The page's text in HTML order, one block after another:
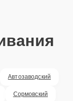
Автозаводский
Сормовский